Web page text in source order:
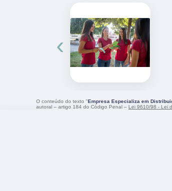
‹
O conteúdo do texto " Empresa Especializa em
autoral – artigo 184 do Código Penal – Lei 9610/98 - Lei